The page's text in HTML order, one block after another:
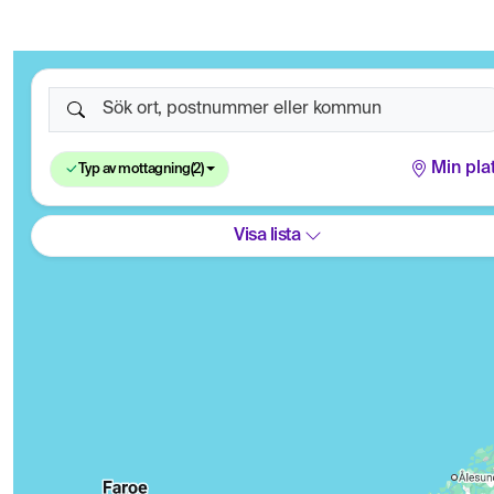
Sök ort, postnummer eller kommun
Typ av mottagning(2) Min
Visa lista